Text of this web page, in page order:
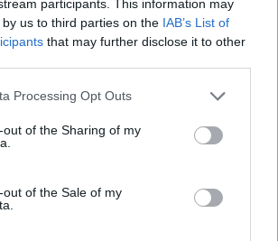
participants. This information may
us to third parties on the IAB’s List of
that may further disclose it to other
Processing Opt Outs
out of the Sharing of my
out of the Sale of my
ambienti con scarsa illuminazione.
ed esperienza audio
principale IMX800 da 54MP, una
Ultra-Wide & Macro da 50MP e una
ottico 3X da 8MP, che consente agli utenti di
con dettagli sorprendenti, offrendo
e videografica superiore. Grazie